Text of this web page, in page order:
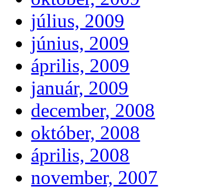
július, 2009
június, 2009
április, 2009
január, 2009
december, 2008
október, 2008
április, 2008
november, 2007